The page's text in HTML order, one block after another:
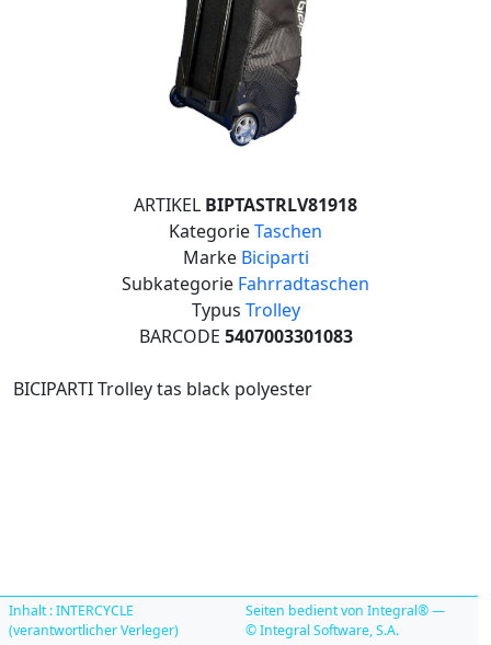
ARTIKEL BIPTASTRLV81918
KategorieTaschen
Marke Biciparti
Subkategorie Fahrradtaschen
Typus Trolley
BARCODE 5407003301083
BICIPARTI Trolley tas black polyester
Inhalt : INTERCYCLE
(verantwortlicher Verleger)
Seiten bedient von Integral® —
© Integral Software, S.A.